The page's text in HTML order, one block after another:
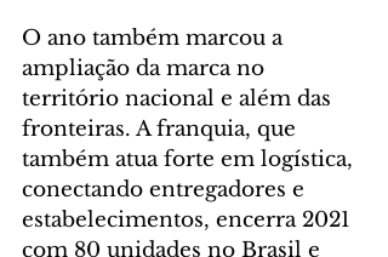
O ano também marcou a
ampliação da marca no
território nacional e além das
fronteiras. A franquia, que
também atua forte em logística,
conectando entregadores e
estabelecimentos, encerra 2021
com 80 unidades no Brasil e